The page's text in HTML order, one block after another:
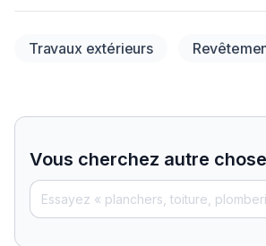
Travaux extérieurs
Vous cherchez autre